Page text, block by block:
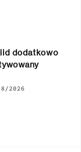
dodatkowo
2026